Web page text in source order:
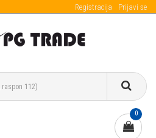
Registracija Prijavi se
0